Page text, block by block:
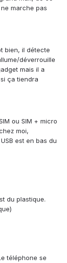
marche pas
bien, il détecte
déverrouille
mais il a
ça tiendra
ou SIM + micro
moi,
est en bas du
du plastique.
téléphone se